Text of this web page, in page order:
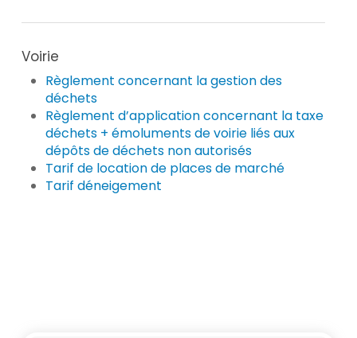
Voirie
Règlement concernant la gestion des
déchets
Règlement d’application concernant la taxe
déchets + émoluments de voirie liés aux
dépôts de déchets non autorisés
Tarif de location de places de marché
Tarif déneigement